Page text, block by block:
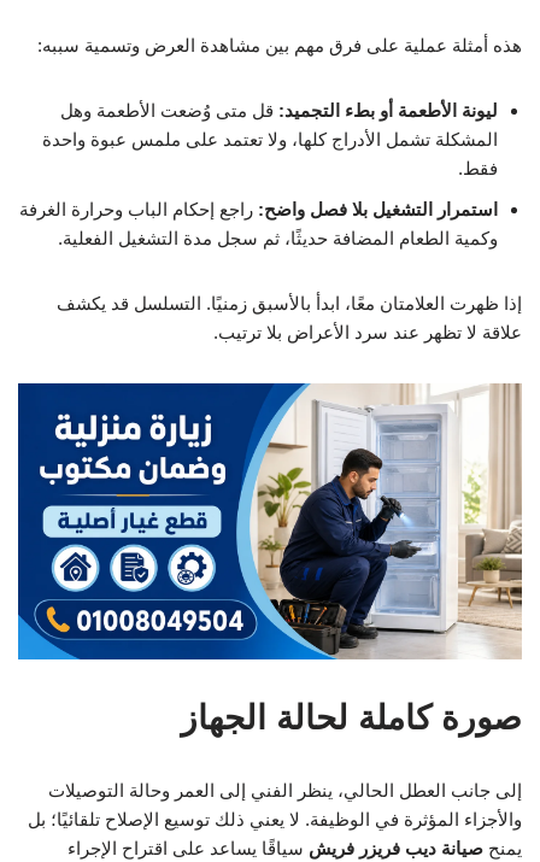
هذه أمثلة عملية على فرق مهم بين مشاهدة العرض وتسمية سببه:
ليونة الأطعمة أو بطء التجميد: قل متى وُضعت الأطعمة وهل
المشكلة تشمل الأدراج كلها، ولا تعتمد على ملمس عبوة واحدة
فقط.
استمرار التشغيل بلا فصل واضح: راجع إحكام الباب وحرارة الغرفة
وكمية الطعام المضافة حديثًا، ثم سجل مدة التشغيل الفعلية.
إذا ظهرت العلامتان معًا، ابدأ بالأسبق زمنيًا. التسلسل قد يكشف
علاقة لا تظهر عند سرد الأعراض بلا ترتيب.
صورة كاملة لحالة الجهاز
إلى جانب العطل الحالي، ينظر الفني إلى العمر وحالة التوصيلات
والأجزاء المؤثرة في الوظيفة. لا يعني ذلك توسيع الإصلاح تلقائيًا؛ بل
يمنح صيانة ديب فريزر فريش سياقًا يساعد على اقتراح الإجراء